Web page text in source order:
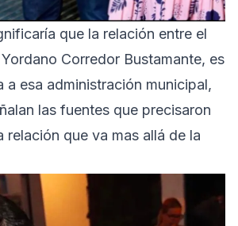
que la relación entre el
Corredor Bustamante, es
a esa administración municipal,
las fuentes que precisaron
relación que va mas allá de la